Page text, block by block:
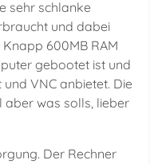
sehr schlanke
und dabei
600MB RAM
gebootet ist und
VNC anbietet. Die
aber was solls, lieber
Der Rechner